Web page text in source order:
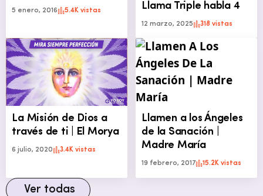
5 enero, 2016 5.4K vistas
Llama Triple habla 4
12 marzo, 2025 318 vistas
La Misión de Dios a
través de ti | El Morya
6 julio, 2020 3.4K vistas
Llamen a los Ángeles
de la Sanación |
Madre María
19 febrero, 2017 15.2K vistas
Ver todas